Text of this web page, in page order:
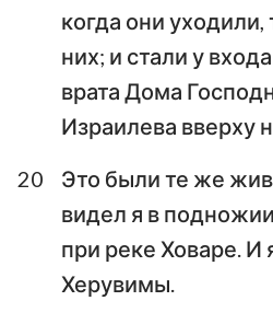
когда они
них; и стали у
врата Дома
Израилева вверху
20
Это были те же
видел я в
при реке Ховаре. И
Херувимы.